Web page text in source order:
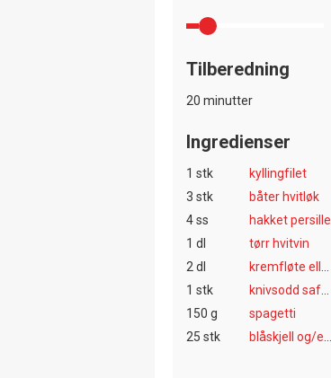
Tilberedning
20 minutter
Ingredienser
1 stk
kyllingfilet
3 stk
båter hvitløk
4 ss
hakket persille
1 dl
tørr hvitvin
2 dl
1 stk
150 g
spagetti
25 stk